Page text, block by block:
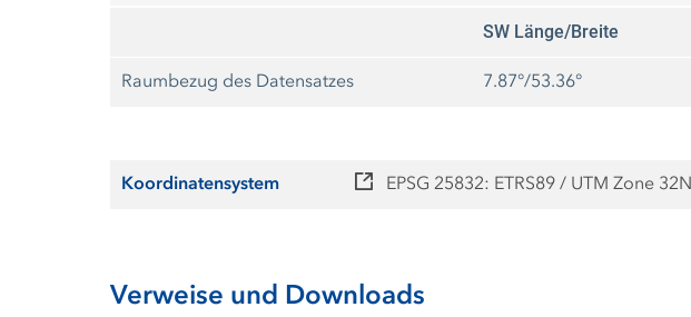
SW Länge/Breite
Raumbezug des Datensatzes 7.87°/53.36°
Koordinatensystem EPSG 25832: ETRS89 / UTM Zone 32N
Verweise und Downloads